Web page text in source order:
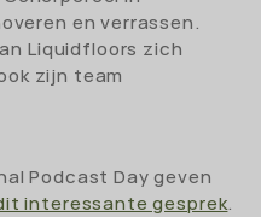
en verrassen.
Liquidfloors zich
zijn team
Podcast Day geven
interessante gesprek.